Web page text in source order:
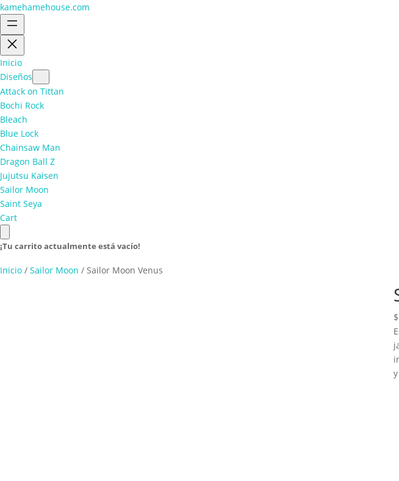
kamehamehouse.com
Inicio
Diseños
Attack on Tittan
Bochi Rock
Bleach
Blue Lock
Chainsaw Man
Dragon Ball Z
Jujutsu Kaisen
Sailor Moon
Saint Seya
Cart
¡Tu carrito actualmente está vacío!
Inicio / Sailor Moon / Sailor Moon Venus
$